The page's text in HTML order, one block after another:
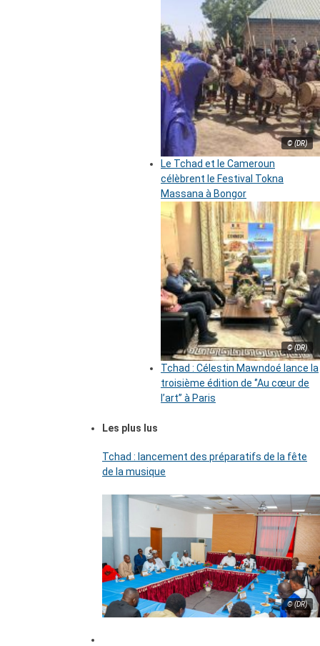
© (DR)
Le Tchad et le Cameroun
célèbrent le Festival Tokna
Massana à Bongor
© (DR)
Tchad : Célestin Mawndoé lance la
troisième édition de ‘’Au cœur de
l’art’’ à Paris
Les plus lus
Tchad : lancement des préparatifs de la fête
de la musique
© (DR)